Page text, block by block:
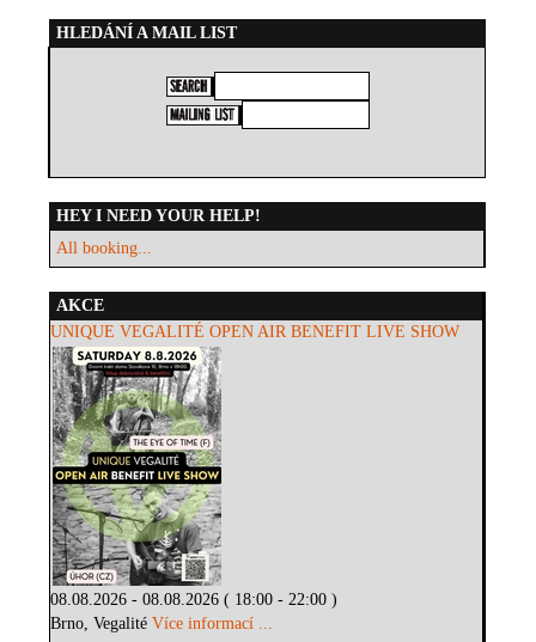
HLEDÁNÍ A MAIL LIST
HEY I NEED YOUR HELP!
All booking...
AKCE
UNIQUE VEGALITÉ OPEN AIR BENEFIT LIVE SHOW
08.08.2026 - 08.08.2026 ( 18:00 - 22:00 )
Brno, VegalitéVíce informací ...